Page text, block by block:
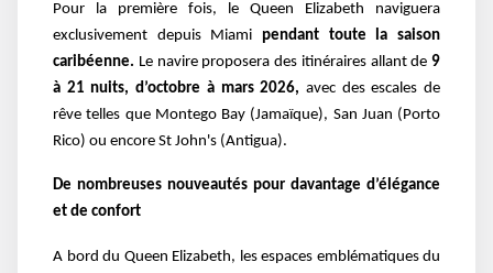
Pour la première fois, le Queen Elizabeth naviguera
exclusivement depuis Miami pendant toute la saison
caribéenne. Le navire proposera des itinéraires allant de 9
à 21 nuits, d’octobre à mars 2026, avec des escales de
rêve telles que Montego Bay (Jamaïque), San Juan (Porto
Rico) ou encore St John's (Antigua).
De nombreuses nouveautés pour davantage d’élégance
et de confort
A bord du Queen Elizabeth, les espaces emblématiques du